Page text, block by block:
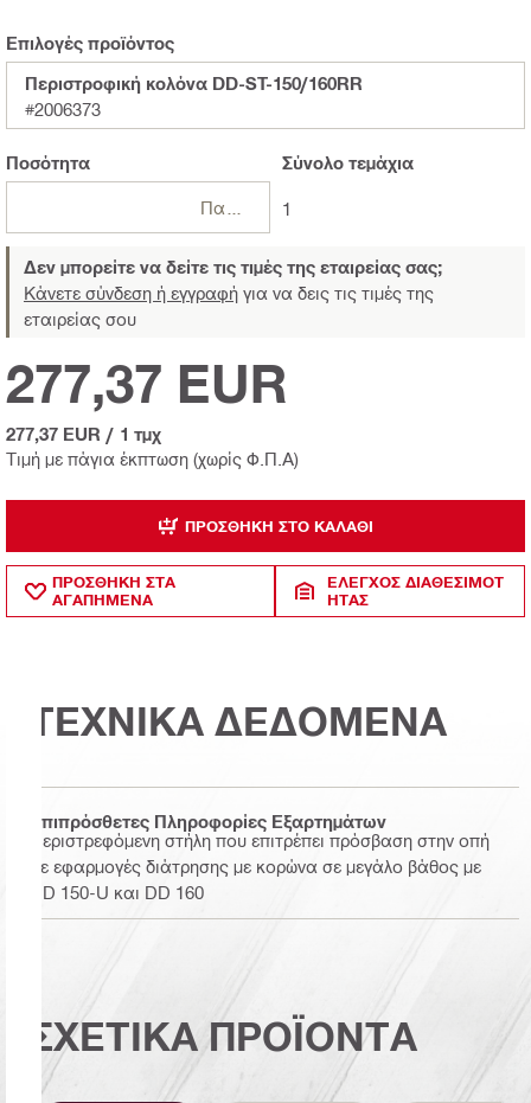
Επιλογές προϊόντος
Περιστροφική κολόνα DD-ST-150/160RR
#2006373
Ποσότητα Σύνολοτεμάχια
1
Δεν μπορείτε να δείτε τις τιμές της εταιρείας σας;
Κάνετε σύνδεση ή εγγραφή για να δεις τις τιμές της
εταιρείας σου
Τιμή με πάγια έκπτωση (χωρίς Φ.Π.Α)
277,37 EUR
277,37 EUR / 1 τμχ
ΠΡΟΣΘΉΚΗ ΣΤΟ ΚΑΛΆΘΙ
ΠΡΟΣΘΗΚΗ ΣΤΑ
ΑΓΑΠΗΜΕΝΑ
ΈΛΕΓΧΟΣ ΔΙΑΘΕΣΙΜΌΤ
ΗΤΑΣ
ΤΕΧΝΙΚΑ ΔΕΔΟΜΕΝΑ
Επιπρόσθετες Πληροφορίες Εξαρτημάτων
Περιστρεφόμενη στήλη που επιτρέπει πρόσβαση στην οπή
σε εφαρμογές διάτρησης με κορώνα σε μεγάλο βάθος με
DD 150-U και DD 160
ΣΧΕΤΙΚΑ ΠΡΟΪΟΝΤΑ